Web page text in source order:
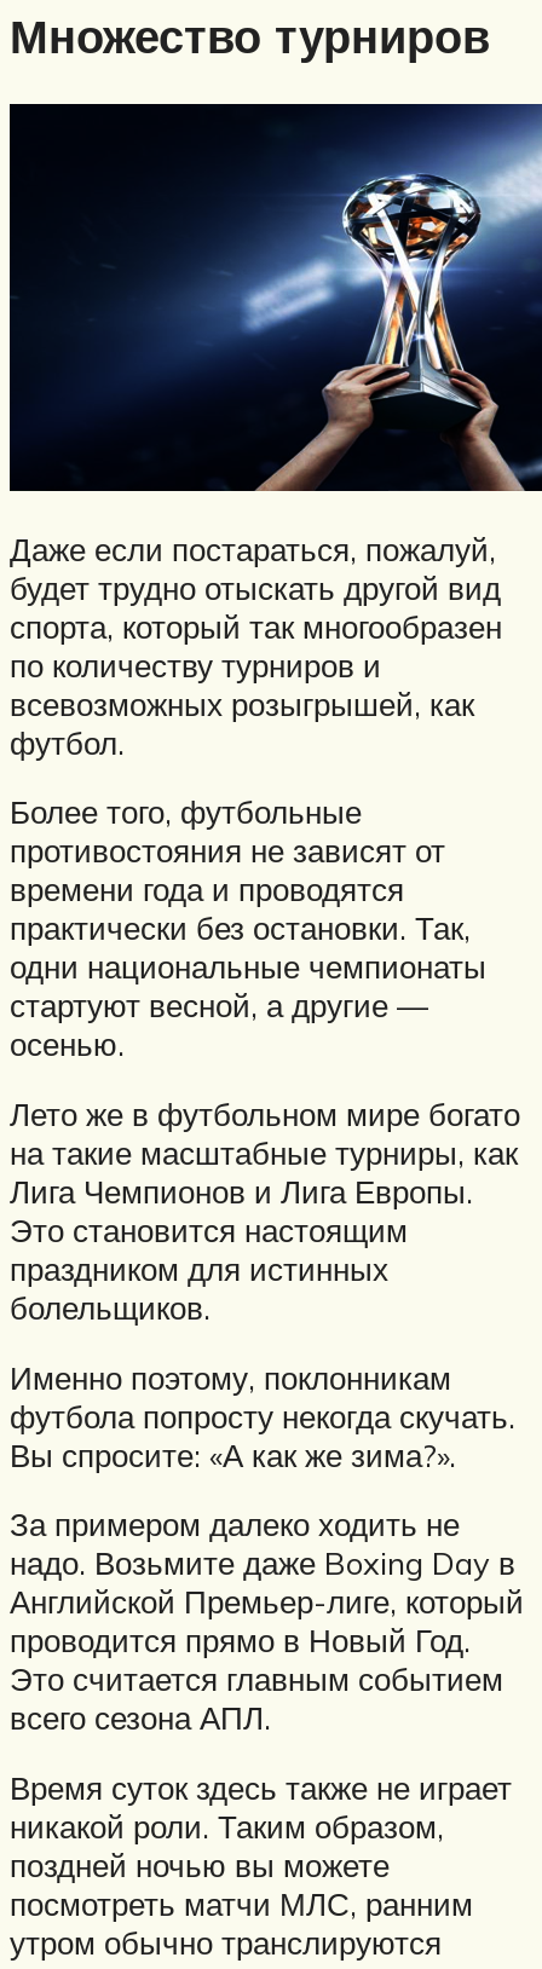
Множество турниров
Даже если постараться, пожалуй,
будет трудно отыскать другой вид
спорта, который так многообразен
по количеству турниров и
всевозможных розыгрышей, как
футбол.
Более того, футбольные
противостояния не зависят от
времени года и проводятся
практически без остановки. Так,
одни национальные чемпионаты
стартуют весной, а другие —
осенью.
Лето же в футбольном мире богато
на такие масштабные турниры, как
Лига Чемпионов и Лига Европы.
Это становится настоящим
праздником для истинных
болельщиков.
Именно поэтому, поклонникам
футбола попросту некогда скучать.
Вы спросите: «А как же зима?».
За примером далеко ходить не
надо. Возьмите даже Boxing Day в
Английской Премьер-лиге, который
проводится прямо в Новый Год.
Это считается главным событием
всего сезона АПЛ.
Время суток здесь также не играет
никакой роли. Таким образом,
поздней ночью вы можете
посмотреть матчи МЛС, ранним
утром обычно транслируются